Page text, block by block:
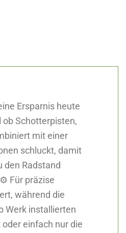
Ersparnis heute
Schotterpisten,
mit einer
schluckt, damit
den Radstand
Für präzise
während die
Werk installierten
einfach nur die